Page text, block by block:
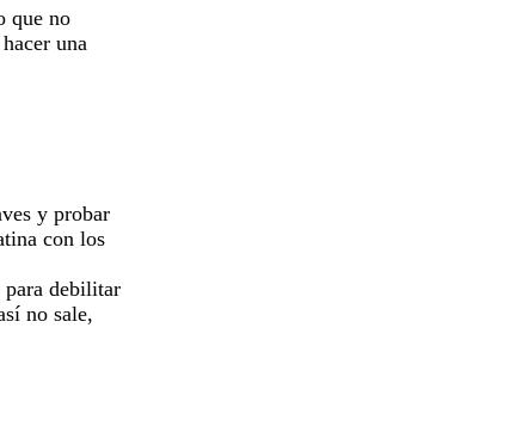
que no
una
y probar
con los
para debilitar
no sale,